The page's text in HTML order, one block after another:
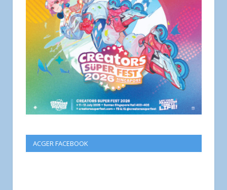
ACGER FACEBOOK